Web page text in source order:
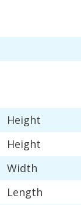
Height
Height
Width
Length